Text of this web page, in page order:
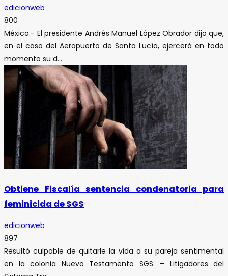
edicionweb
800
México.- El presidente Andrés Manuel López Obrador dijo que,
en el caso del Aeropuerto de Santa Lucía, ejercerá en todo
momento su d...
Obtiene Fiscalía sentencia condenatoria para
feminicida de SGS
edicionweb
897
Resultó culpable de quitarle la vida a su pareja sentimental
en la colonia Nuevo Testamento SGS. – Litigadores del